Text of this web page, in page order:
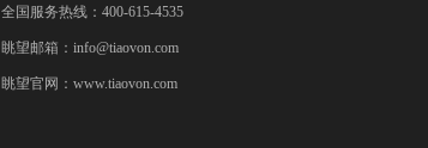
全国服务热线：400-615-4535
眺望邮箱： info@tiaovon.com
眺望官网： www.tiaovon.com